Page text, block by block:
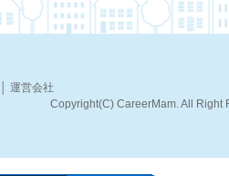
運営会社
Copyright(C) CareerMam. All Right